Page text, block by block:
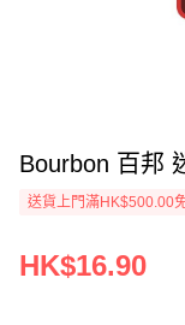
Bourbon 百邦
送貨上門滿HK$500.00
HK$16.90